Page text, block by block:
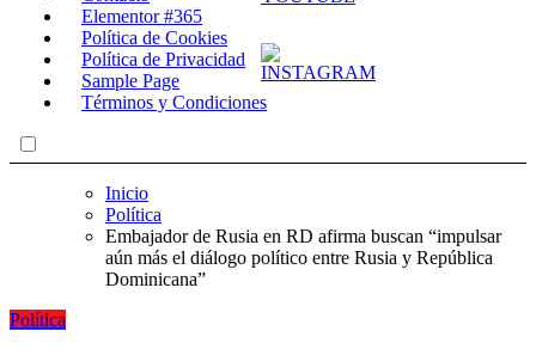
Elementor #365
Política de Cookies
Política de Privacidad
Sample Page
Términos y Condiciones
Inicio
Política
Embajador de Rusia en RD afirma buscan “impulsar
aún más el diálogo político entre Rusia y República
Dominicana”
Política